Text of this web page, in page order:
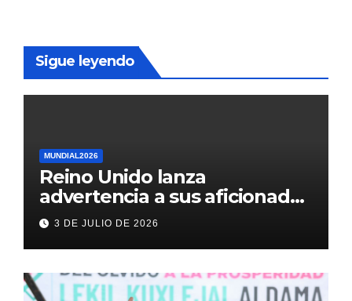
Sigue leyendo
MUNDIAL2026
Reino Unido lanza
advertencia a sus aficionados
antes del México vs
Inglaterra en el Mundial 2026
3 DE JULIO DE 2026